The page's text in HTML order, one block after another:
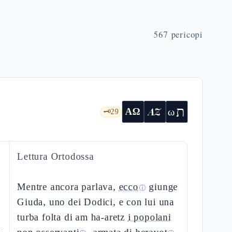
567 pericopi
🗝️29 ΑΩ AZ ωת
Lettura Ortodossa
Mentre ancora parlava, eccoⓘ giunge
Giuda, uno dei Dodici, e con lui una
turba folta di am ha-aretz i popolani